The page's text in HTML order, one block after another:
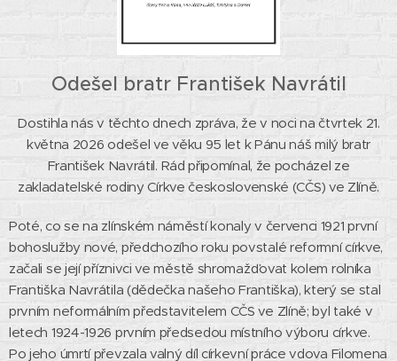
Odešel bratr František Navrátil
Dostihla nás v těchto dnech zpráva, že v noci na čtvrtek 21.
května 2026 odešel ve věku 95 let k Pánu náš milý bratr
František Navrátil. Rád připomínal, že pocházel ze
zakladatelské rodiny Církve československé (CČS) ve Zlíně.
Poté, co se na zlínském náměstí konaly v červenci 1921 první
bohoslužby nové, předchozího roku povstalé reformní církve,
začali se její příznivci ve městě shromažďovat kolem rolníka
Františka Navrátila (dědečka našeho Františka), který se stal
prvním neformálním představitelem CČS ve Zlíně; byl také v
letech 1924-1926 prvním předsedou místního výboru církve.
Po jeho úmrtí převzala valný díl církevní práce vdova Filomena